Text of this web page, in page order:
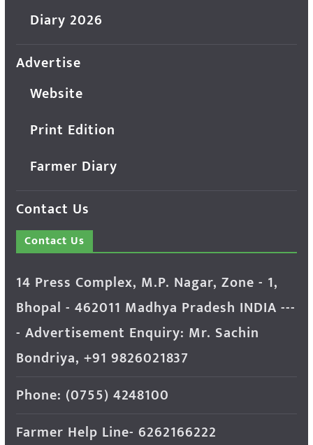
Diary 2026
Advertise
Website
Print Edition
Farmer Diary
Contact Us
Contact Us
14 Press Complex, M.P. Nagar, Zone - 1,
Bhopal - 462011 Madhya Pradesh INDIA ---
- Advertisement Enquiry: Mr. Sachin
Bondriya, +91 9826021837
Phone: (0755) 4248100
Farmer Help Line- 6262166222